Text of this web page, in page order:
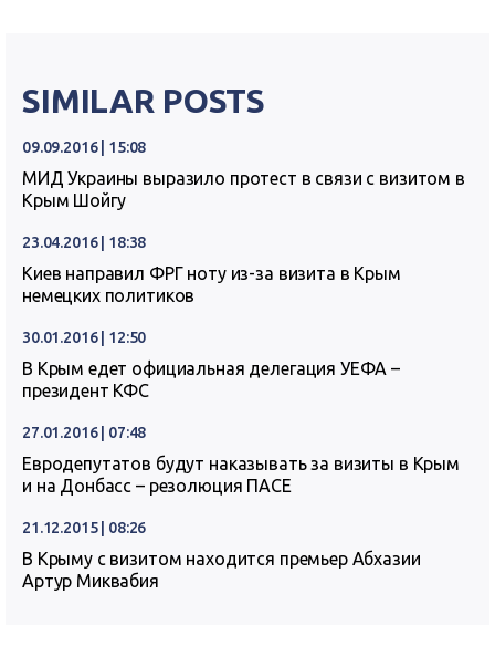
SIMILAR POSTS
09.09.2016 | 15:08
МИД Украины выразило протест в связи с визитом в
Крым Шойгу
23.04.2016 | 18:38
Киев направил ФРГ ноту из-за визита в Крым
немецких политиков
30.01.2016 | 12:50
В Крым едет официальная делегация УЕФА –
президент КФС
27.01.2016 | 07:48
Евродепутатов будут наказывать за визиты в Крым
и на Донбасс – резолюция ПАСЕ
21.12.2015 | 08:26
В Крыму с визитом находится премьер Абхазии
Артур Миквабия